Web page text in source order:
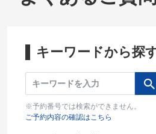
キーワードから探
※予約番号では検索ができません。
ご予約内容の確認はこちら